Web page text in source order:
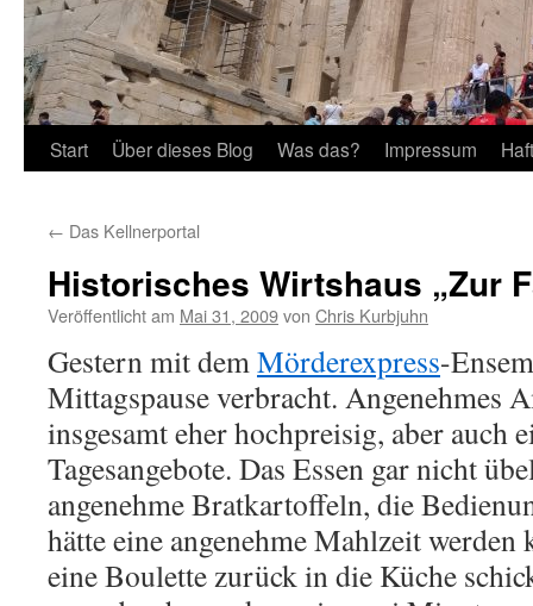
Start Über dieses Blog Was das? Impressum
← Das Kellnerportal
Historisches Wirtshaus „Zur
Veröffentlicht am Mai 31, 2009von Chris Kurbjuhn
Gestern mit demMörderexpress-
Mittagspause verbracht. Angenehmes
insgesamt eher hochpreisig, aber auch
Tagesangebote. Das Essen gar nicht
angenehme Bratkartoffeln, die
hätte eine angenehme Mahlzeit
eine Boulette zurück in die Küche